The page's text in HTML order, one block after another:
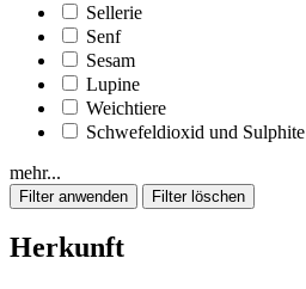
Sellerie
Senf
Sesam
Lupine
Weichtiere
Schwefeldioxid und Sulphite
mehr...
Herkunft